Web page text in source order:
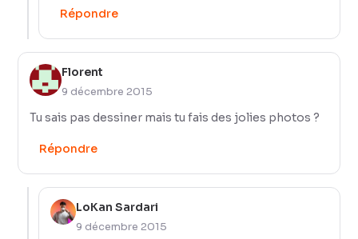
Répondre
Florent
9 décembre 2015
Tu sais pas dessiner mais tu fais des jolies photos ?
Répondre
LoKan Sardari
9 décembre 2015